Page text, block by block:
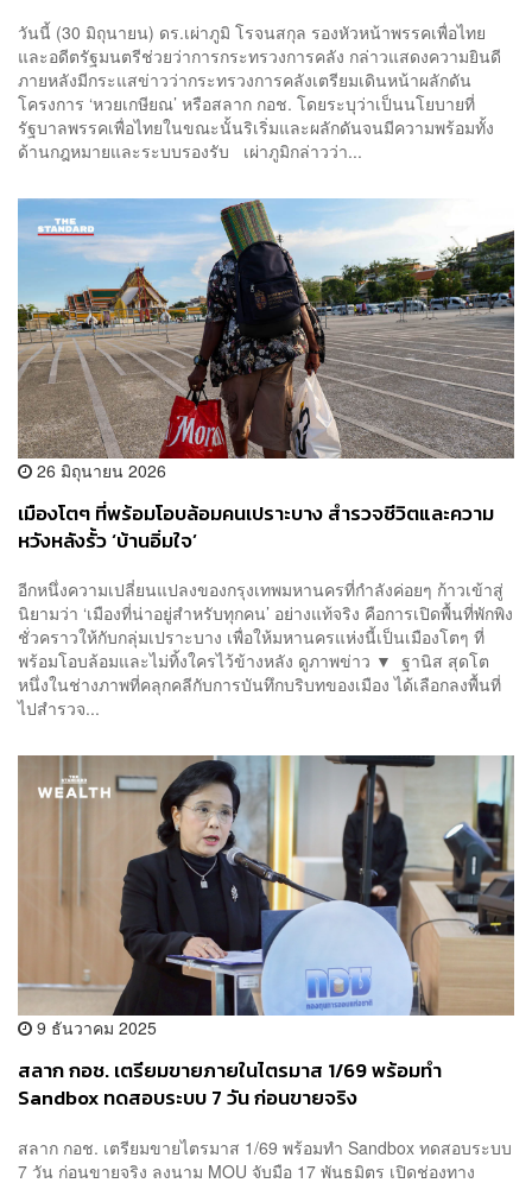
วันนี้ (30 มิถุนายน) ดร.เผ่าภูมิ โรจนสกุล รองหัวหน้าพรรคเพื่อไทย
และอดีตรัฐมนตรีช่วยว่าการกระทรวงการคลัง กล่าวแสดงความยินดี
ภายหลังมีกระแสข่าวว่ากระทรวงการคลังเตรียมเดินหน้าผลักดัน
โครงการ ‘หวยเกษียณ’ หรือสลาก กอช. โดยระบุว่าเป็นนโยบายที่
รัฐบาลพรรคเพื่อไทยในขณะนั้นริเริ่มและผลักดันจนมีความพร้อมทั้ง
ด้านกฎหมายและระบบรองรับ เผ่าภูมิกล่าวว่า...
26 มิถุนายน 2026
เมืองโตๆ ที่พร้อมโอบล้อมคนเปราะบาง สำรวจชีวิตและความ
หวังหลังรั้ว ‘บ้านอิ่มใจ’
อีกหนึ่งความเปลี่ยนแปลงของกรุงเทพมหานครที่กำลังค่อยๆ ก้าวเข้าสู่
นิยามว่า ‘เมืองที่น่าอยู่สำหรับทุกคน’ อย่างแท้จริง คือการเปิดพื้นที่พักพิง
ชั่วคราวให้กับกลุ่มเปราะบาง เพื่อให้มหานครแห่งนี้เป็นเมืองโตๆ ที่
พร้อมโอบล้อมและไม่ทิ้งใครไว้ข้างหลัง ดูภาพข่าว ▼ ฐานิส สุดโต
หนึ่งในช่างภาพที่คลุกคลีกับการบันทึกบริบทของเมือง ได้เลือกลงพื้นที่
ไปสำรวจ...
9 ธันวาคม 2025
สลาก กอช. เตรียมขายภายในไตรมาส 1/69 พร้อมทำ
Sandbox ทดสอบระบบ 7 วัน ก่อนขายจริง
สลาก กอช. เตรียมขายไตรมาส 1/69 พร้อมทำ Sandbox ทดสอบระบบ
7 วัน ก่อนขายจริง ลงนาม MOU จับมือ 17 พันธมิตร เปิดช่องทาง